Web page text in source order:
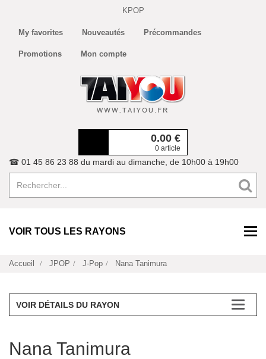
KPOP
My favorites Nouveautés Précommandes
Promotions Mon compte
0.00 €
0 article
☎ 01 45 86 23 88 du mardi au dimanche, de 10h00 à 19h00
VOIR TOUS LES RAYONS
Accueil JPOP J-Pop Nana Tanimura
VOIR DÉTAILS DU RAYON
Nana Tanimura